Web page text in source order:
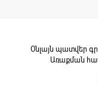
Օնլայն պատվեր
Առաքման